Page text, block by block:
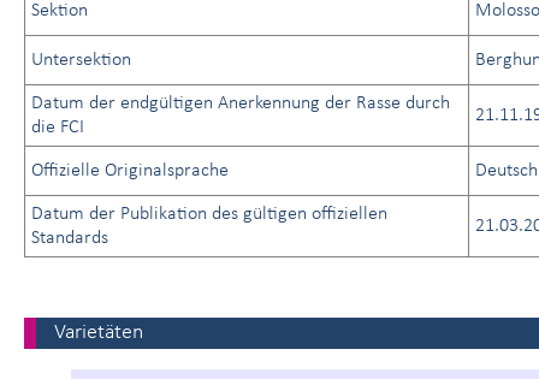
Sektion
Untersektion
Datum der endgültigen Anerkennung der Rasse durch
die FCI
Offizielle Originalsprache Deutsch
Datum der Publikation des gültigen offiziellen
Standards
Varietäten